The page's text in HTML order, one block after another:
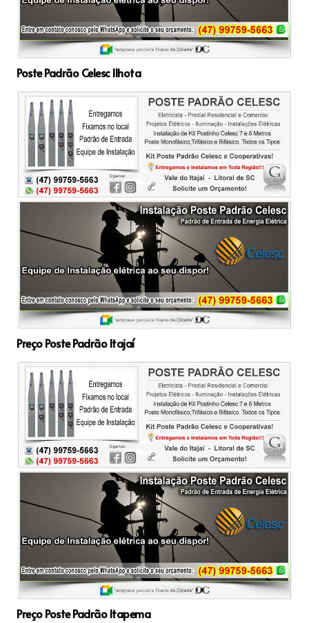
Poste Padrão Celesc Ilhota
Preço Poste Padrão Itajaí
Preço Poste Padrão Itapema